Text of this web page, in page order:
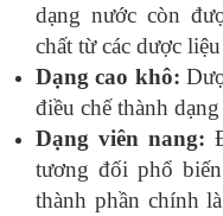
dạng nước còn
chất từ các dược
Dạng cao khô:
điều chế thành
Dạng viên nang:
tương đối phổ
thành phần chính